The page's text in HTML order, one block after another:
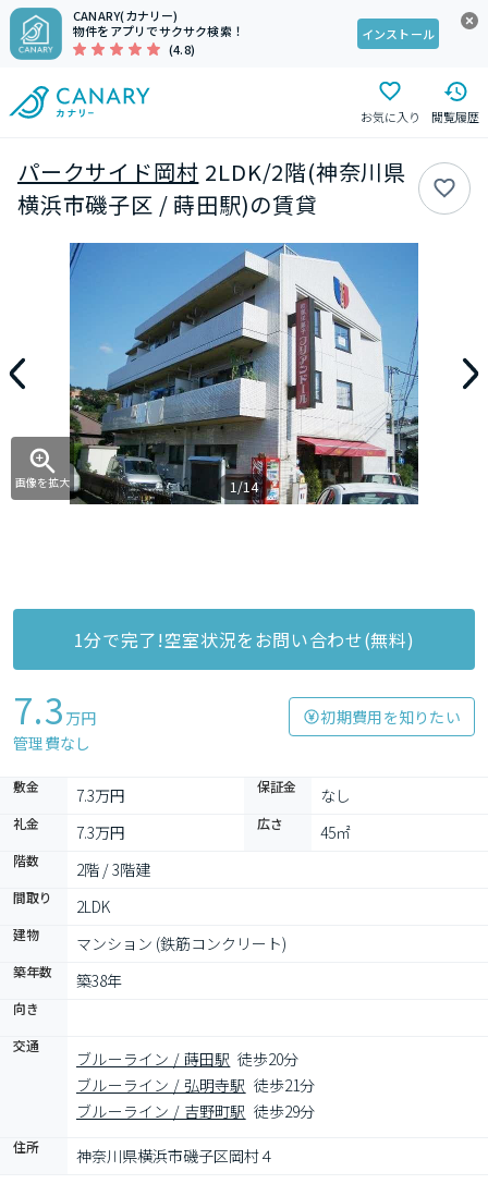
CANARY(カナリー)
物件をアプリでサクサク検索！
(4.8)
インストール
お気に入り 閲覧履歴
パークサイド岡村 2LDK/2階(神奈川県
横浜市磯子区 / 蒔田駅)の賃貸
画像を拡大 1/14
1分で完了!空室状況をお問い合わせ(無料)
7.3 万円
管理費なし
初期費用を知りたい
敷金 7.3万円 保証金 なし
礼金 7.3万円 広さ 45㎡
階数 2階 / 3階建
間取り 2LDK
建物 マンション (鉄筋コンクリート)
築年数 築38年
向き
交通
ブルーライン / 蒔田駅 徒歩20分
ブルーライン / 弘明寺駅 徒歩21分
ブルーライン / 吉野町駅 徒歩29分
住所 神奈川県横浜市磯子区岡村４